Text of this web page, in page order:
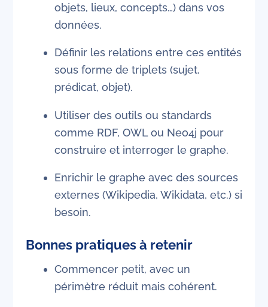
objets, lieux, concepts…) dans vos
données.
Définir les relations entre ces entités
sous forme de triplets (sujet,
prédicat, objet).
Utiliser des outils ou standards
comme RDF, OWL ou Neo4j pour
construire et interroger le graphe.
Enrichir le graphe avec des sources
externes (Wikipedia, Wikidata, etc.) si
besoin.
Bonnes pratiques à retenir
Commencer petit, avec un
périmètre réduit mais cohérent.